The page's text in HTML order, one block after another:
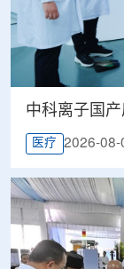
中科离子国
医疗 2026-08-